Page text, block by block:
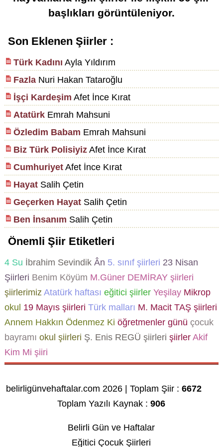
başlıkları görüntüleniyor.
Son Eklenen Şiirler :
Türk Kadını Ayla Yıldırım
FazlaNuri Hakan Tataroğlu
İşçi Kardeşim Afet İnce Kırat
AtatürkEmrah Mahsuni
Özledim Babam Emrah Mahsuni
Biz Türk PolisiyizAfet İnce Kırat
CumhuriyetAfet İnce Kırat
HayatSalih Çetin
Geçerken HayatSalih Çetin
Ben İnsanım Salih Çetin
Önemli Şiir Etiketleri
4 Su İbrahim Sevindik Ân 5. sınıf şiirleri 23 Nisan
Şiirleri Benim Köyüm M.Güner DEMİRAY şiirleri
şiirlerimiz Atatürk haftası eğitici şiirler Yeşilay Mikrop
okul 19 Mayıs şiirleri Türk malları M. Macit TAŞ şiirleri
Annem Hakkın Ödenmez Ki öğretmenler günü çocuk
bayramı okul şiirleri Ş. Enis REGÜ şiirleri şiirler Akif
Kim Mi şiiri
belirligünvehaftalar.com 2026 | Toplam Şiir :6672
Toplam Yazılı Kaynak :906
Belirli Gün ve Haftalar
Eğitici Çocuk Şiirleri